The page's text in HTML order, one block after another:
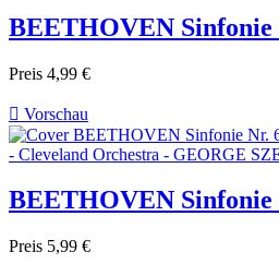
BEETHOVEN Sinfonie
Preis 4,99 €
 Vorschau
BEETHOVEN Sinfonie
Preis 5,99 €